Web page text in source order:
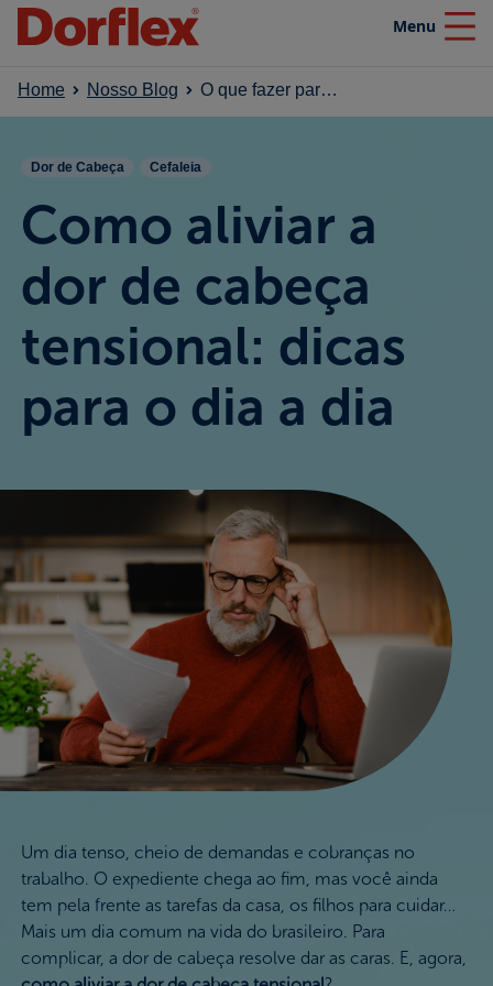
Menu
Close
Home
Nosso blog
Efeito SuperaDor
Campanhas
FAQ
Onde Comprar
Home Nosso Blog O que fazer para aliviar a dor de cabeça tensional
Dor de Cabeça Cefaleia
Como aliviar a
dor de cabeça
tensional: dicas
para o dia a dia
Um dia tenso, cheio de demandas e cobranças no
trabalho. O expediente chega ao fim, mas você ainda
tem pela frente as tarefas da casa, os filhos para cuidar…
Mais um dia comum na vida do brasileiro. Para
complicar, a dor de cabeça resolve dar as caras. E, agora,